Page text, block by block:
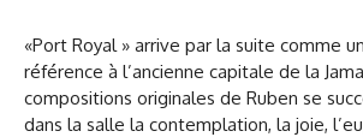
«Port Royal » arrive par la suite comme
référence à l’ancienne capitale de la
compositions originales de Ruben se
dans la salle la contemplation, la joie,